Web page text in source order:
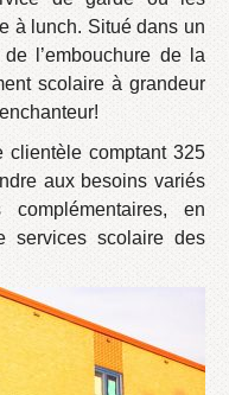
à lunch. Situé dans un
l’embouchure de la
scolaire à grandeur
clientèle comptant 325
aux besoins variés
en
services scolaire des